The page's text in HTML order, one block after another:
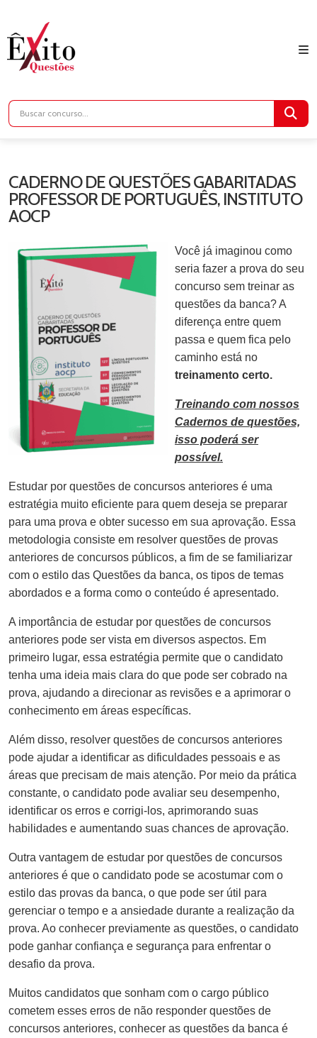
CADERNO DE QUESTÕES GABARITADAS
PROFESSOR DE PORTUGUÊS, INSTITUTO
AOCP
Você já imaginou como
seria fazer a prova do seu
concurso sem treinar as
questões da banca? A
diferença entre quem
passa e quem fica pelo
caminho está no
treinamento certo.
Treinando com nossos
Cadernos de questões,
isso poderá ser
possível.
Estudar por questões de concursos anteriores é uma
estratégia muito eficiente para quem deseja se preparar
para uma prova e obter sucesso em sua aprovação. Essa
metodologia consiste em resolver questões de provas
anteriores de concursos públicos, a fim de se familiarizar
com o estilo das Questões da banca, os tipos de temas
abordados e a forma como o conteúdo é apresentado.
A importância de estudar por questões de concursos
anteriores pode ser vista em diversos aspectos. Em
primeiro lugar, essa estratégia permite que o candidato
tenha uma ideia mais clara do que pode ser cobrado na
prova, ajudando a direcionar as revisões e a aprimorar o
conhecimento em áreas específicas.
Além disso, resolver questões de concursos anteriores
pode ajudar a identificar as dificuldades pessoais e as
áreas que precisam de mais atenção. Por meio da prática
constante, o candidato pode avaliar seu desempenho,
identificar os erros e corrigi-los, aprimorando suas
habilidades e aumentando suas chances de aprovação.
Outra vantagem de estudar por questões de concursos
anteriores é que o candidato pode se acostumar com o
estilo das provas da banca, o que pode ser útil para
gerenciar o tempo e a ansiedade durante a realização da
prova. Ao conhecer previamente as questões, o candidato
pode ganhar confiança e segurança para enfrentar o
desafio da prova.
Muitos candidatos que sonham com o cargo público
cometem esses erros de não responder questões de
concursos anteriores, conhecer as questões da banca é